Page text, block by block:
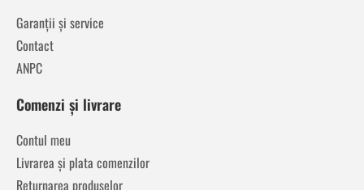
Garanții și service
Contact
ANPC
Comenzi și livrare
Contul meu
Livrarea și plata comenzilor
Returnarea produselor